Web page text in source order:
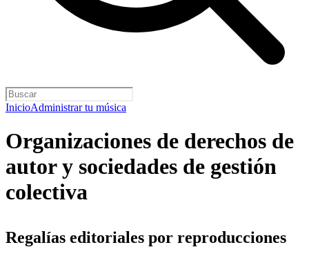
InicioAdministrar tu música
Organizaciones de derechos de
autor y sociedades de gestión
colectiva
Regalías editoriales por reproducciones